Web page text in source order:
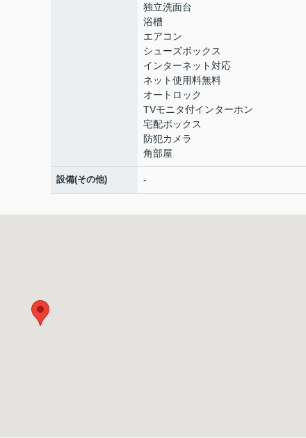
独立洗面台
浴槽
エアコン
シューズボックス
インターネット対応
ネット使用料無料
オートロック
TVモニタ付インターホン
宅配ボックス
防犯カメラ
角部屋
設備(その他) -